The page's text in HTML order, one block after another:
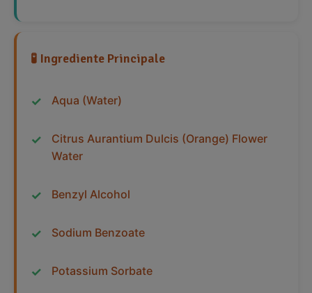
🧪 Ingrediente Principale
Aqua (Water)
Citrus Aurantium Dulcis (Orange) Flower
Water
Benzyl Alcohol
Sodium Benzoate
Potassium Sorbate